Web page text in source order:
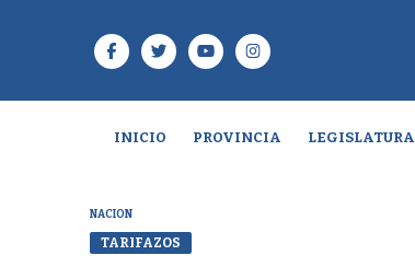
INICIO PROVINCIA LEGISLATURA
NACION
TARIFAZOS